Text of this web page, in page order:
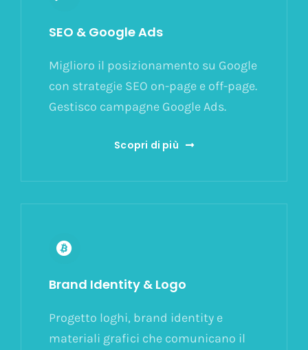
SEO & Google Ads
Miglioro il posizionamento su Google
con strategie SEO on-page e off-page.
Gestisco campagne Google Ads.
Scopri di più
Brand Identity & Logo
Progetto loghi, brand identity e
materiali grafici che comunicano il